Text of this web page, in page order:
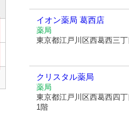
イオン薬局 葛西店
薬局
東京都江戸川区西葛西三
クリスタル薬局
薬局
東京都江戸川区西葛西四
1階